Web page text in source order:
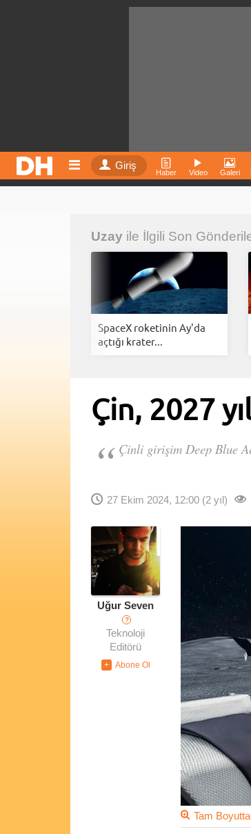
Giriş
Haber Video Galeri
Uzay ile İlgili Son
SpaceX roketinin Ay'da
açtığı krater...
Çin, 2027
Çinli girişim Deep
27 Ekim 2024, 12:00 (2 yıl)
Uğur Seven
?
Teknoloji
Editörü
Tam